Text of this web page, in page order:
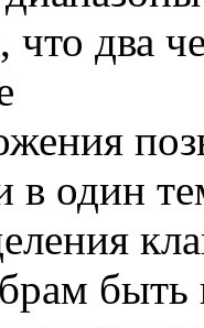
что два
в один